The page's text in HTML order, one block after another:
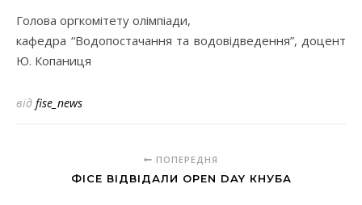
Голова оргкомітету олімпіади,
кафедра “Водопостачання та водовідведення”, доцент
Ю. Копаниця
від fise_news
ПОПЕРЕДНЯ
ФІСЕ ВІДВІДАЛИ OPEN DAY КНУБА